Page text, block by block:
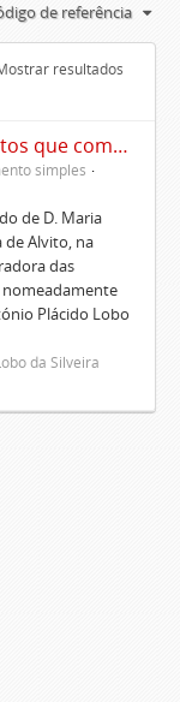
de referência
resultados
Inventário dos documentos que compõem o cartório da Casa de Alvito
simples
de D. Maria
de Alvito, na
das
nomeadamente
Plácido Lobo
da Silveira